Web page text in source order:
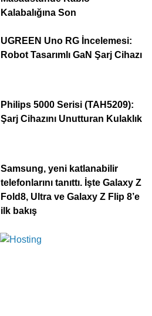
Kalabalığına Son
UGREEN Uno RG İncelemesi:
Robot Tasarımlı GaN Şarj Cihazı
Philips 5000 Serisi (TAH5209):
Şarj Cihazını Unutturan Kulaklık
Samsung, yeni katlanabilir
telefonlarını tanıttı. İşte Galaxy Z
Fold8, Ultra ve Galaxy Z Flip 8’e
ilk bakış